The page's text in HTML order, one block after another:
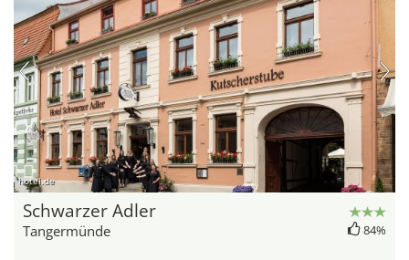
hotel.de
Schwarzer Adler
Tangermünde 84%